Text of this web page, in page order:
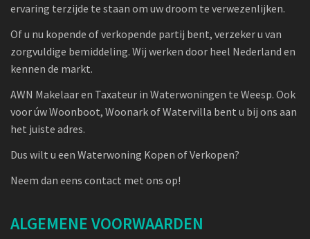
ervaring terzijde te staan om uw droom te verwezenlijken.
Of u nu kopende of verkopende partij bent, verzeker u van
zorgvuldige bemiddeling. Wij werken door heel Nederland en
kennen de markt.
AWN Makelaar en Taxateur in Waterwoningen te Weesp. Ook
voor úw Woonboot, Woonark of Watervilla bent u bij ons aan
het juiste adres.
Dus wilt u een Waterwoning Kopen of Verkopen?
Neem dan eens contact met ons op!
ALGEMENE VOORWAARDEN